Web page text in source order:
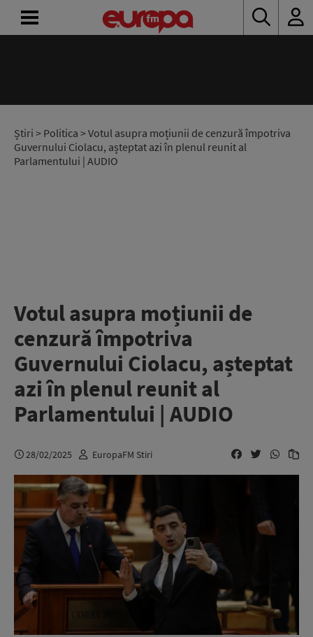
Știri > Politica > Votul asupra moțiunii de cenzură împotriva
Guvernului Ciolacu, așteptat azi în plenul reunit al
Parlamentului | AUDIO
Votul asupra moțiunii de
cenzură împotriva
Guvernului Ciolacu, așteptat
azi în plenul reunit al
Parlamentului | AUDIO
28/02/2025 EuropaFM Stiri
RADIO
CONCURSURI